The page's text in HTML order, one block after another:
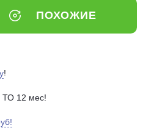
ПОХОЖИЕ
!
ТО 12 мес!
25
вопросы?
02-51